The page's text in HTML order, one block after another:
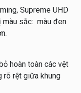
Supreme UHD
màu sắc: màu đen
hoàn toàn các vệt
rõ rệt giữa khung